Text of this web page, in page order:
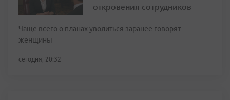
откровения сотрудников
Чаще всего о планах уволиться заранее говорят
женщины
сегодня, 20:32